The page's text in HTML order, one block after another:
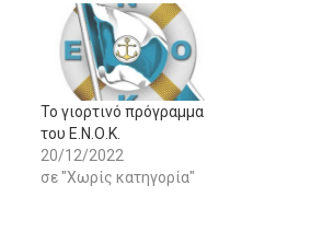
Το γιορτινό πρόγραμμα
του Ε.Ν.Ο.Κ.
20/12/2022
σε "Χωρίς κατηγορία"